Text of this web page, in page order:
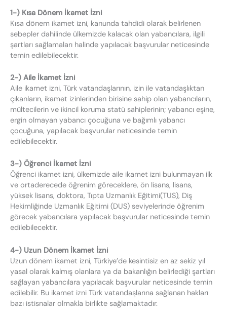
1-) Kısa Dönem İkamet İzni
Kısa dönem ikamet izni, kanunda tahdidi olarak belirlenen
sebepler dahilinde ülkemizde kalacak olan yabancılara, ilgili
şartları sağlamaları halinde yapılacak başvurular neticesinde
temin edilebilecektir.
2-) Aile İkamet İzni
Aile ikamet izni, Türk vatandaşlarının, izin ile vatandaşlıktan
çıkanların, ikamet izinlerinden birisine sahip olan yabancıların,
mültecilerin ve ikincil koruma statü sahiplerinin; yabancı eşine,
ergin olmayan yabancı çocuğuna ve bağımlı yabancı
çocuğuna, yapılacak başvurular neticesinde temin
edilebilecektir.
3-) Öğrenci İkamet İzni
Öğrenci ikamet izni, ülkemizde aile ikamet izni bulunmayan ilk
ve ortaderecede öğrenim göreceklere, ön lisans, lisans,
yüksek lisans, doktora, Tıpta Uzmanlık Eğitimi(TUS), Diş
Hekimliğinde Uzmanlık Eğitimi (DUS) seviyelerinde öğrenim
görecek yabancılara yapılacak başvurular neticesinde temin
edilebilecektir.
4-) Uzun Dönem İkamet İzni
Uzun dönem ikamet izni, Türkiye’de kesintisiz en az sekiz yıl
yasal olarak kalmış olanlara ya da bakanlığın belirlediği şartları
sağlayan yabancılara yapılacak başvurular neticesinde temin
edilebilir. Bu ikamet izni Türk vatandaşlarına sağlanan hakları
bazı istisnalar olmakla birlikte sağlamaktadır.